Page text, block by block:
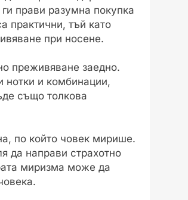
прави разумна покупка
практични, тъй като
при носене.
преживяване заедно.
нотки и комбинации,
също толкова
по който човек мирише.
да направи страхотно
миризма може да